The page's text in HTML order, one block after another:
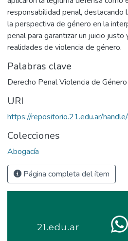
responsabilidad penal, destacando
la perspectiva de género en la
penal para garantizar un juicio justo
realidades de violencia de género.
Palabras clave
Derecho Penal Violencia de
URI
https://repositorio.21.edu.ar/
Colecciones
Abogacía
Página completa del ítem